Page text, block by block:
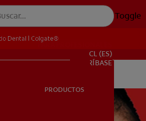
Toggle
PARA PROFESIONALES
CL (ES)
SUSCRÍBASE
PRODUCTOS
Dental | Colgate®